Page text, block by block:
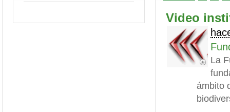
Video
La
ámbito